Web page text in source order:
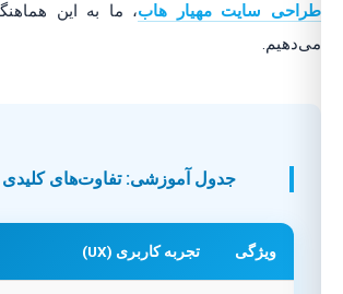
طراحی سایت مهیار هاب، ما به این
می‌دهیم.
جدول آموزشی: تفاوت‌های کلیدی UX و UI
ویژگی تجربه کاربری (UX)